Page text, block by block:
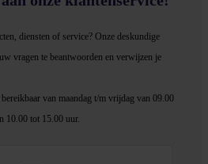
diensten of service? Onze deskundige
vragen te beantwoorden en verwijzen je
van maandag t/m vrijdag van 09.00
10.00 tot 15.00 uur.